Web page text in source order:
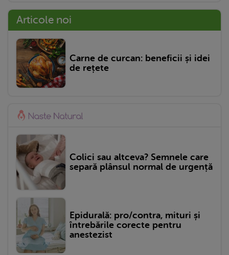
Articole noi
Carne de curcan: beneficii și idei
de rețete
Colici sau altceva? Semnele care
separă plânsul normal de urgență
Epidurală: pro/contra, mituri și
întrebările corecte pentru
anestezist